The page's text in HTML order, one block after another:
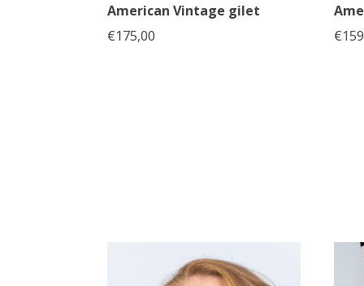
American Vintage gilet
€175,00
€